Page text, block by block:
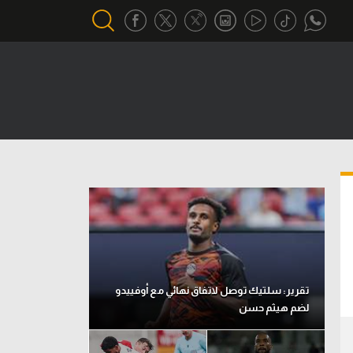
تحقيق في الجول
تقرير في الجول
تحليل في الجول
حكايات في الجول
كويز في الجول
فيديو في الجول
تقرير: سلتيك توصل لاتفاق نهائي مع أوفييدو
لضم هيثم حسن